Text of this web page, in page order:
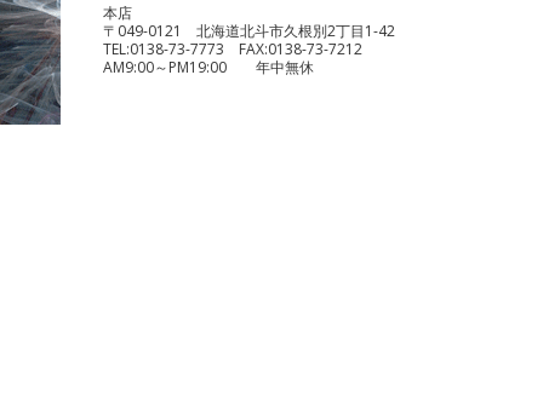
本店
〒049-0121 北海道北斗市久根別2丁目1-42
TEL:0138-73-7773 FAX:0138-73-7212
AM9:00～PM19:00 年中無休